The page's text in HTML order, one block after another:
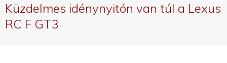
Küzdelmes idénynyitón van túl a Lexus
RC F GT3